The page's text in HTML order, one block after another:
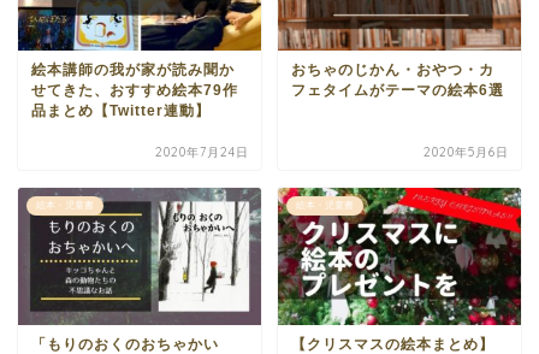
絵本講師の我が家が読み聞か
せてきた、おすすめ絵本79作
品まとめ【Twitter連動】
2020年7月24日
おちゃのじかん・おやつ・カ
フェタイムがテーマの絵本6選
2020年5月6日
絵本・児童書
「もりのおくのおちゃかい
絵本・児童書
【クリスマスの絵本まとめ】